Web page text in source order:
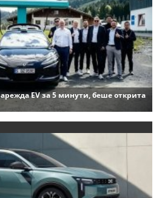
EV за 5 минути, беше открита